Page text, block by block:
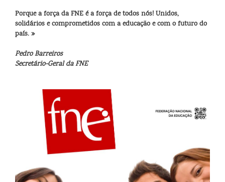
Porque a força da FNE é a força de todos nós! Unidos,
solidários e comprometidos com a educação e com o futuro do
país. »
Pedro Barreiros
Secretário-Geral da FNE